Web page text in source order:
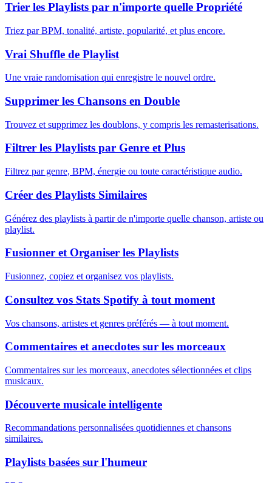
Trier les Playlists par n'importe quelle Propriété
Triez par BPM, tonalité, artiste, popularité, et plus encore.
Vrai Shuffle de Playlist
Une vraie randomisation qui enregistre le nouvel ordre.
Supprimer les Chansons en Double
Trouvez et supprimez les doublons, y compris les remasterisations.
Filtrer les Playlists par Genre et Plus
Filtrez par genre, BPM, énergie ou toute caractéristique audio.
Créer des Playlists Similaires
Générez des playlists à partir de n'importe quelle chanson, artiste ou
playlist.
Fusionner et Organiser les Playlists
Fusionnez, copiez et organisez vos playlists.
Consultez vos Stats Spotify à tout moment
Vos chansons, artistes et genres préférés — à tout moment.
Commentaires et anecdotes sur les morceaux
Commentaires sur les morceaux, anecdotes sélectionnées et clips
musicaux.
Découverte musicale intelligente
Recommandations personnalisées quotidiennes et chansons
similaires.
Playlists basées sur l'humeur